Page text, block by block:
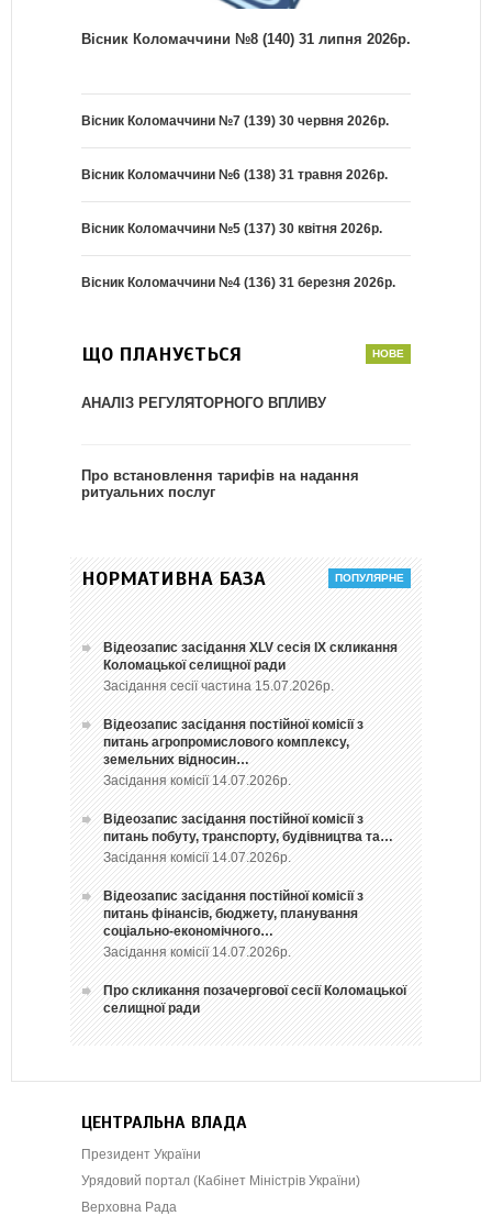
Вісник Коломаччини №8 (140) 31 липня 2026р.
Вісник Коломаччини №7 (139) 30 червня 2026р.
Вісник Коломаччини №6 (138) 31 травня 2026р.
Вісник Коломаччини №5 (137) 30 квітня 2026р.
Вісник Коломаччини №4 (136) 31 березня 2026р.
ЩО ПЛАНУЄТЬСЯ
АНАЛІЗ РЕГУЛЯТОРНОГО ВПЛИВУ
Про встановлення тарифів на надання
ритуальних послуг
НОРМАТИВНА БАЗА
Відеозапис засідання ХLV сесія ІХ скликання
Коломацької селищної ради
Засідання сесії частина 15.07.2026р.
Відеозапис засідання постійної комісії з
питань агропромислового комплексу,
земельних відносин…
Засідання комісії 14.07.2026р.
Відеозапис засідання постійної комісії з
питань побуту, транспорту, будівництва та…
Засідання комісії 14.07.2026р.
Відеозапис засідання постійної комісії з
питань фінансів, бюджету, планування
соціально-економічного…
Засідання комісії 14.07.2026р.
Про скликання позачергової сесії Коломацької
селищної ради
ЦЕНТРАЛЬНА ВЛАДА
Президент України
Урядовий портал (Кабінет Міністрів України)
Верховна Рада